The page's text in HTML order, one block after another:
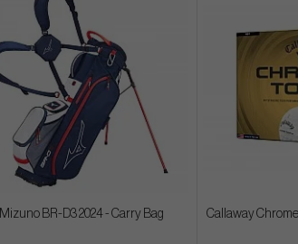
Mizuno BR-D3 2024 - Carry Bag
Callaway